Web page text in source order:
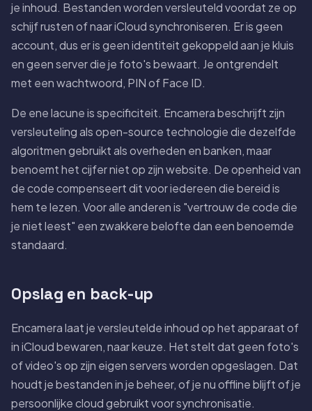
je inhoud. Bestanden worden versleuteld voordat ze op
schijf rusten of naar iCloud synchroniseren. Er is geen
account, dus er is geen identiteit gekoppeld aan je kluis
en geen server die je foto's bewaart. Je ontgrendelt
met een wachtwoord, PIN of Face ID.
De ene lacune is specificiteit. Encamera beschrijft zijn
versleuteling als open-source technologie die dezelfde
algoritmen gebruikt als overheden en banken, maar
benoemt het cijfer niet op zijn website. De openheid van
de code compenseert dit voor iedereen die bereid is
hem te lezen. Voor alle anderen is "vertrouw de code die
je niet leest" een zwakkere belofte dan een benoemde
standaard.
Opslag en back-up
Encamera laat je versleutelde inhoud op het apparaat of
in iCloud bewaren, naar keuze. Het stelt dat geen foto's
of video's op zijn eigen servers worden opgeslagen. Dat
houdt je bestanden in je beheer, of je nu offline blijft of je
persoonlijke cloud gebruikt voor synchronisatie.